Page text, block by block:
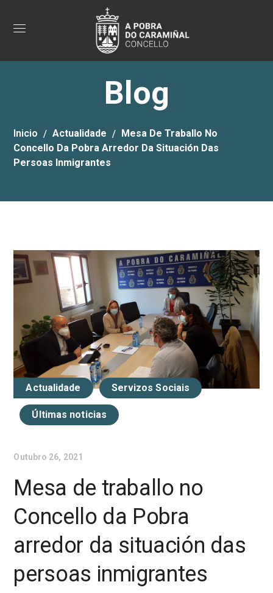
Blog
Inicio Actualidade
Mesa De Traballo No
Concello Da Pobra Arredor Da Situación Das
Persoas Inmigrantes
Actualidade Servizos Sociais
Últimas noticias
Outubro 26, 2021
Mesa de traballo no
Concello da Pobra
arredor da situación das
persoas inmigrantes